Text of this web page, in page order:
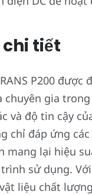
tiết
P200 được
chuyên gia
và độ tin cậy
chỉ đáp ứng
mang lại hiệu
sử dụng.
liệu chất